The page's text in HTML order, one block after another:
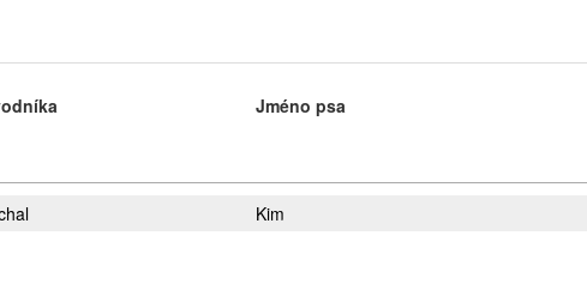
Jméno psa
Kim